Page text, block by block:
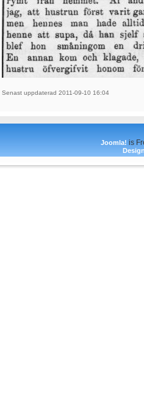
Senast uppdaterad 2011-09-10 16:04
Joomla! is